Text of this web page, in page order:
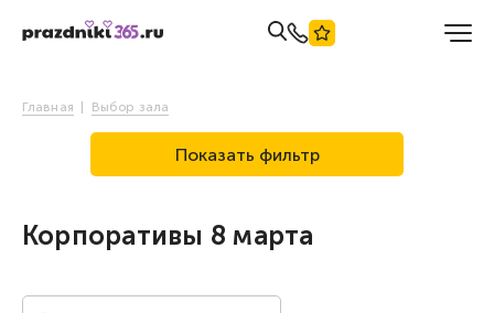
Показать фильтр
Главная Выбор зала
Корпоративы 8 марта